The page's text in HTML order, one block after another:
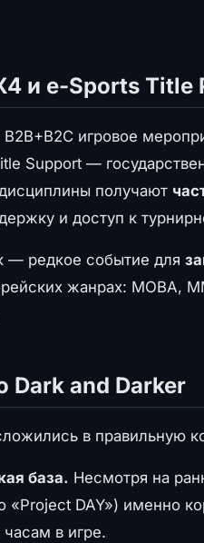
и e-Sports Title
игровое
Support —
получают
и доступ к
— редкое событие для
жанрах: MOBA,
Dark and Darker
в правильную
база. Несмотря на
«Project DAY») именно
в игре.